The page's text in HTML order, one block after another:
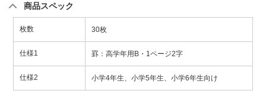
商品スペック
枚数 30枚
仕様1 罫：高学年用B・1ページ2字
仕様2 小学4年生、小学5年生、小学6年生向け